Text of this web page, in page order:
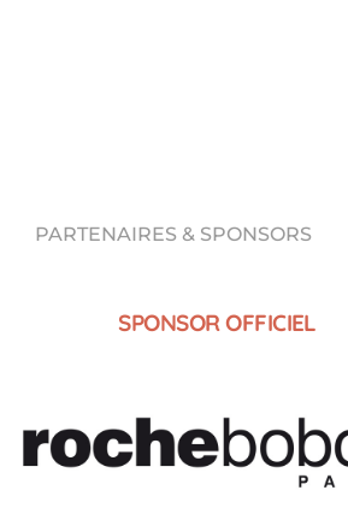
PARTENAIRES & SPONSORS
SPONSOR OFFICIEL